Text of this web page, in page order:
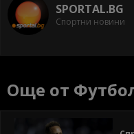
SPORTAL.BG
Спортни новини
Още от